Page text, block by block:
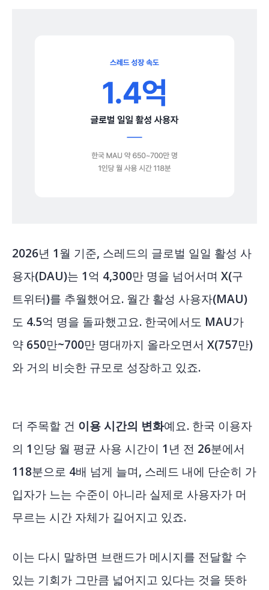
2026년 1월 기준, 스레드의 글로벌 일일 활성 사
용자(DAU)는 1억 4,300만 명을 넘어서며 X(구
트위터)를 추월했어요. 월간 활성 사용자(MAU)
도 4.5억 명을 돌파했고요. 한국에서도 MAU가
약 650만~700만 명대까지 올라오면서 X(757만)
와 거의 비슷한 규모로 성장하고 있죠.
더 주목할 건 이용 시간의 변화예요. 한국 이용자
의 1인당 월 평균 사용 시간이 1년 전 26분에서
118분으로 4배 넘게 늘며, 스레드 내에 단순히 가
입자가 느는 수준이 아니라 실제로 사용자가 머
무르는 시간 자체가 길어지고 있죠.
이는 다시 말하면 브랜드가 메시지를 전달할 수
있는 기회가 그만큼 넓어지고 있다는 것을 뜻하